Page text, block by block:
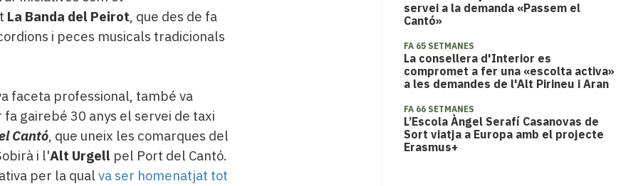
La Banda del Peirot, que des de fa
i peces musicals tradicionals
faceta professional, també va
gairebé 30 anys el servei de taxi
Cantó, que uneix les comarques del
i l'Alt Urgell pel Port del Cantó.
per la qual va ser homenatjat tot
servei a la demanda «Passem el
Cantó»
FA 65 SETMANES
La consellera d'Interior es
compromet a fer una «escolta activa»
a les demandes de l'Alt Pirineu i Aran
FA 66 SETMANES
L’Escola Àngel Serafí Casanovas de
Sort viatja a Europa amb el projecte
Erasmus+